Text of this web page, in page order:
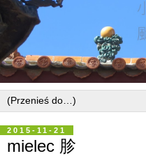
2015-11-21
mielec 胗